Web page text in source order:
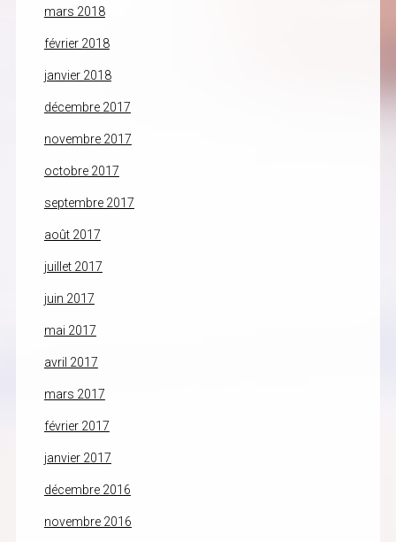
mars 2018
février 2018
janvier 2018
décembre 2017
novembre 2017
octobre 2017
septembre 2017
août 2017
juillet 2017
juin 2017
mai 2017
avril 2017
mars 2017
février 2017
janvier 2017
décembre 2016
novembre 2016